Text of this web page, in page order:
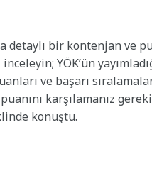
detaylı bir kontenjan ve
YÖK’ün
ve başarı
karşılamanız
konuştu.